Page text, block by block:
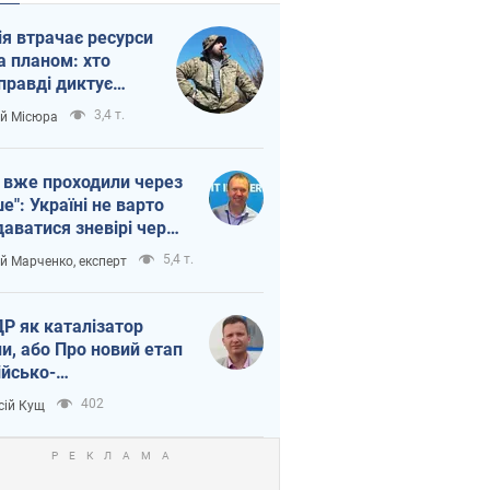
втрачає ресурси
планом: хто
диктує
війни
Місюра 3,4 т.
проходили через
Україні не варто
зневірі через
терор
Марченко, експерт 5,4 т.
як каталізатор
або Про новий етап
Кущ 402